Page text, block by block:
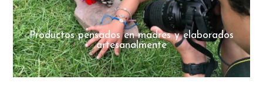
Productos pensados en madres y elaborados
artesanalmente